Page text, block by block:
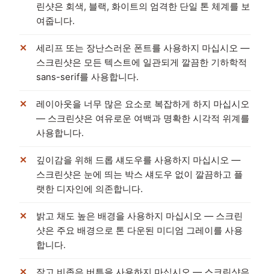
린샷은 회색, 블랙, 화이트의 엄격한 단일 톤 체계를 보
여줍니다.
세리프 또는 장난스러운 폰트를 사용하지 마십시오 —
스크린샷은 모든 텍스트에 일관되게 깔끔한 기하학적
sans-serif를 사용합니다.
레이아웃을 너무 많은 요소로 복잡하게 하지 마십시오
— 스크린샷은 여유로운 여백과 명확한 시각적 위계를
사용합니다.
깊이감을 위해 드롭 섀도우를 사용하지 마십시오 —
스크린샷은 눈에 띄는 박스 섀도우 없이 깔끔하고 플
랫한 디자인에 의존합니다.
밝고 채도 높은 배경을 사용하지 마십시오 — 스크린
샷은 주요 배경으로 톤 다운된 미디엄 그레이를 사용
합니다.